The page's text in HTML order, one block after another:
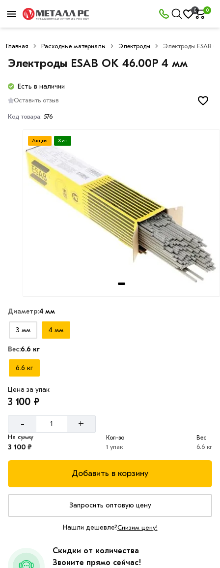
0 0
Главная Расходные материалы Электроды Электроды ESAB
Электроды ESAB OK 46.00Р 4 мм
Есть в наличии
Оставить отзыв
Код товара: 576
Акция Хит
Диаметр:4 мм
3 мм 4 мм
Вес:6.6 кг
6.6 кг
Цена за упак
3 100 ₽
- +
На сумму
3 100 ₽
Кол-во
1 упак
Вес
6.6 кг
Добавить в корзину
Запросить оптовую цену
Нашли дешевле?Снизим цену!
Скидки от количества
Звоните прямо сейчас!